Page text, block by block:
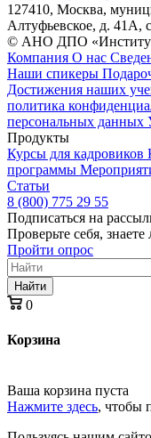
127410, Москва,
Алтуфьевское, д. 41А,
© АНО ДПО «Институт
Компания О нас
Наши спикеры
Достижения наших
политика
персональных данных
Продукты
Курсы для кадровиков
программы
Статьи
8 (800) 775 29 55
Подписаться на
Проверьте себя,
Пройти опрос
Найти
0
Корзина
Ваша корзина пуста
Нажмите здесь, чтобы